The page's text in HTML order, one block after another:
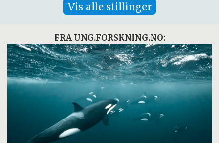
Vis alle stillinger
FRA UNG.FORSKNING.NO: